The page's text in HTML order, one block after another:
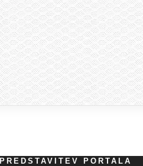
PREDSTAVITEV PORTALA